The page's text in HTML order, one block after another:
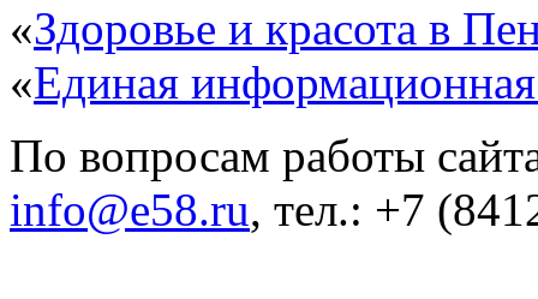
«Здоровье и красота в
«Единая
По вопросам работы
info@e58.ru, тел.: +7